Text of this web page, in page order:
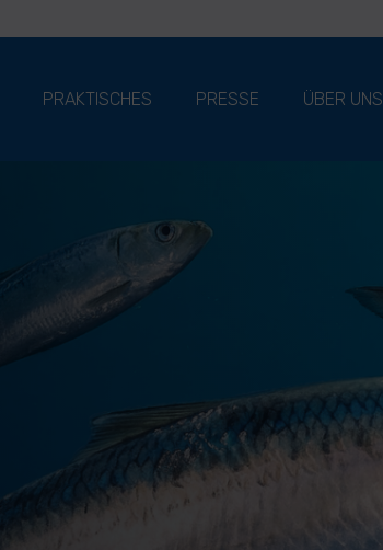
PRAKTISCHES PRESSE ÜBER UNS